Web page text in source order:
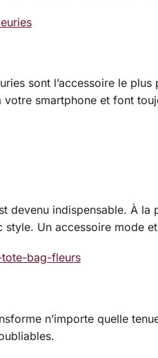
sont l’accessoire le plus
smartphone et font
indispensable. À la
Un accessoire mode
tote-bag-fleurs
n’importe quelle